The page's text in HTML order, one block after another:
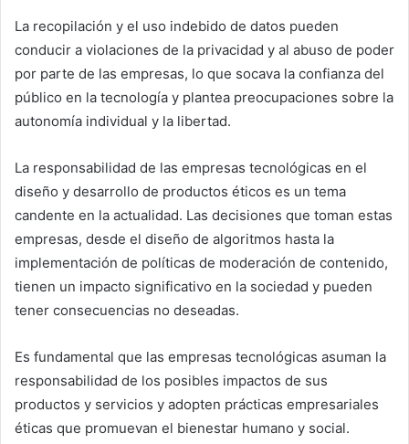
La recopilación y el uso indebido de datos pueden
conducir a violaciones de la privacidad y al abuso de poder
por parte de las empresas, lo que socava la confianza del
público en la tecnología y plantea preocupaciones sobre la
autonomía individual y la libertad.
La responsabilidad de las empresas tecnológicas en el
diseño y desarrollo de productos éticos es un tema
candente en la actualidad. Las decisiones que toman estas
empresas, desde el diseño de algoritmos hasta la
implementación de políticas de moderación de contenido,
tienen un impacto significativo en la sociedad y pueden
tener consecuencias no deseadas.
Es fundamental que las empresas tecnológicas asuman la
responsabilidad de los posibles impactos de sus
productos y servicios y adopten prácticas empresariales
éticas que promuevan el bienestar humano y social.